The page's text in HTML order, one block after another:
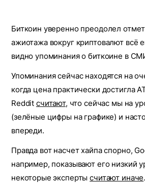
Биткоин уверенно преодолел
ажиотажа вокруг криптовалют всё
видно упоминания о биткоине в
Упоминания сейчас находятся на
когда цена практически достигла
Reddit считают, что сейчас мы на
(зелёные цифры на графике) и
впереди.
Правда вот насчет хайпа спорно,
например, показывают его низкий
некоторые экспертысчитают иначе.